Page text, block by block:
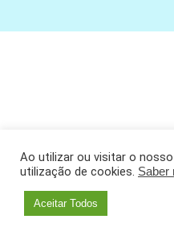
Ao utilizar ou visitar o
utilização de cookies. Saber
Aceitar Todos